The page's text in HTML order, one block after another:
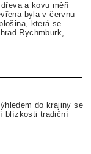
a kovu měří
byla v červnu
která se
Rychmburk,
do krajiny se
blízkosti tradiční